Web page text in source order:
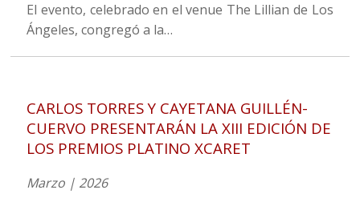
El evento, celebrado en el venue The Lillian de Los
Ángeles, congregó a la…
CARLOS TORRES Y CAYETANA GUILLÉN-
CUERVO PRESENTARÁN LA XIII EDICIÓN DE
LOS PREMIOS PLATINO XCARET
Marzo | 2026